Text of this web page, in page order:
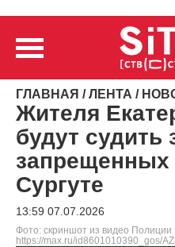
ГЛАВНАЯ /ЛЕНТА /
Жителя
будут судить
запрещенных
Сургуте
13:59 07.07.2026
Фото: скриншот из видео
https://max.ru/id8601010390_gos/